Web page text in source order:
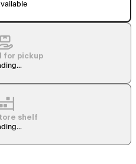
for pickup
shelf